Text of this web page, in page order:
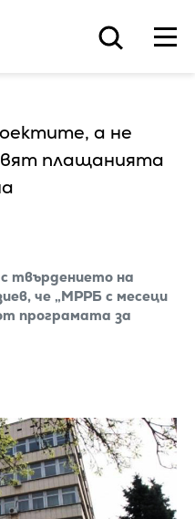
а не
плащанията
твърдението на
че „МРРБ с месеци
програмата за